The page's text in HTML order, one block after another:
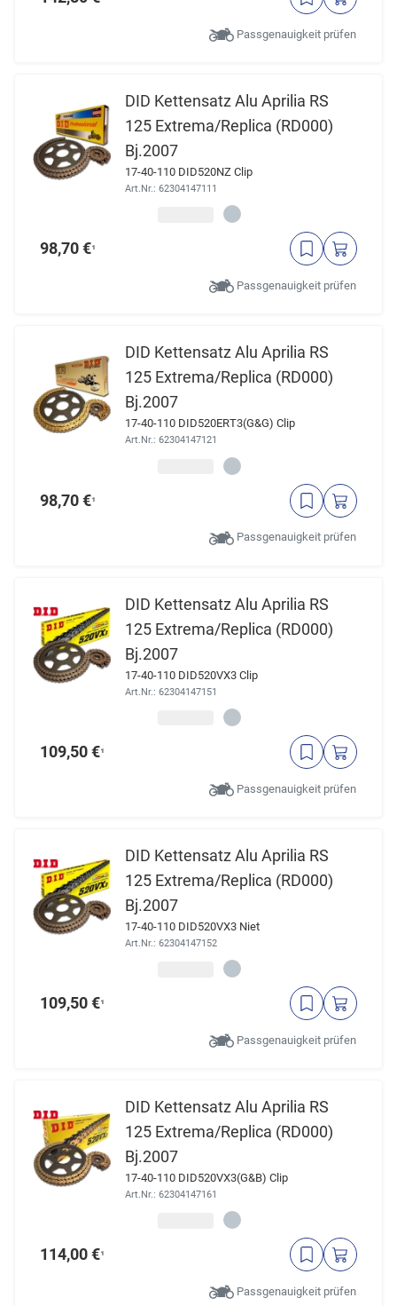
Passgenauigkeit prüfen
DID Kettensatz Alu Aprilia RS
125 Extrema/Replica (RD000)
Bj.2007
17-40-110 DID520NZ Clip
Art.Nr.: 62304147111
98,70 €¹
Passgenauigkeit prüfen
DID Kettensatz Alu Aprilia RS
125 Extrema/Replica (RD000)
Bj.2007
17-40-110 DID520ERT3(G&G) Clip
Art.Nr.: 62304147121
98,70 €¹
Passgenauigkeit prüfen
DID Kettensatz Alu Aprilia RS
125 Extrema/Replica (RD000)
Bj.2007
17-40-110 DID520VX3 Clip
Art.Nr.: 62304147151
109,50 €¹
Passgenauigkeit prüfen
DID Kettensatz Alu Aprilia RS
125 Extrema/Replica (RD000)
Bj.2007
17-40-110 DID520VX3 Niet
Art.Nr.: 62304147152
109,50 €¹
Passgenauigkeit prüfen
DID Kettensatz Alu Aprilia RS
125 Extrema/Replica (RD000)
Bj.2007
17-40-110 DID520VX3(G&B) Clip
Art.Nr.: 62304147161
114,00 €¹
Passgenauigkeit prüfen